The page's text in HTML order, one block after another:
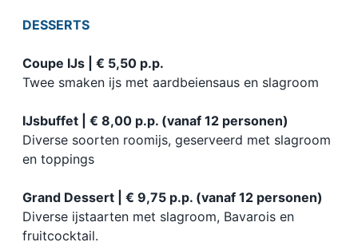
DESSERTS
Coupe IJs | € 5,50 p.p.
Twee smaken ijs met aardbeiensaus en slagroom
IJsbuffet | € 8,00 p.p. (vanaf 12 personen)
Diverse soorten roomijs, geserveerd met slagroom
en toppings
Grand Dessert | € 9,75 p.p. (vanaf 12 personen)
Diverse ijstaarten met slagroom, Bavarois en
fruitcocktail.